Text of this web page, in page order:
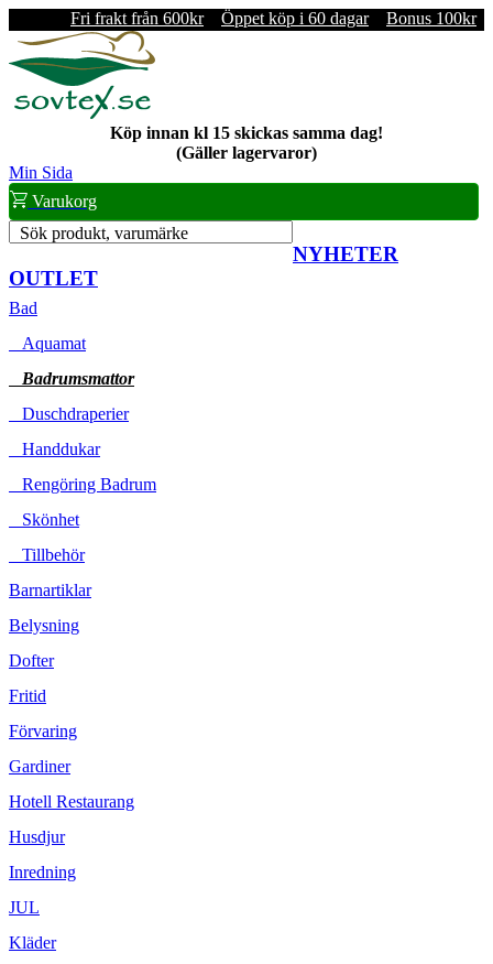
Fri frakt från 600kr Öppet köp i 60 dagar Bonus 100kr
Köp innan kl 15 skickas samma dag!
(Gäller lagervaror)
Min Sida
Varukorg
Sök produkt, varumärke
NYHETER
OUTLET
Bad
Aquamat
Badrumsmattor
Duschdraperier
Handdukar
Rengöring Badrum
Skönhet
Tillbehör
Barnartiklar
Belysning
Dofter
Fritid
Förvaring
Gardiner
Hotell Restaurang
Husdjur
Inredning
JUL
Kläder